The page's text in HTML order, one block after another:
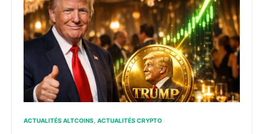
ACTUALITÉS ALTCOINS ACTUALITÉS CRYPTO